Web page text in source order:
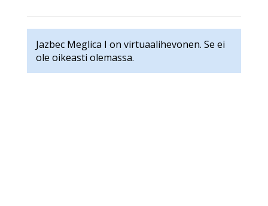
Jazbec Meglica I on virtuaalihevonen. Se ei
ole oikeasti olemassa.